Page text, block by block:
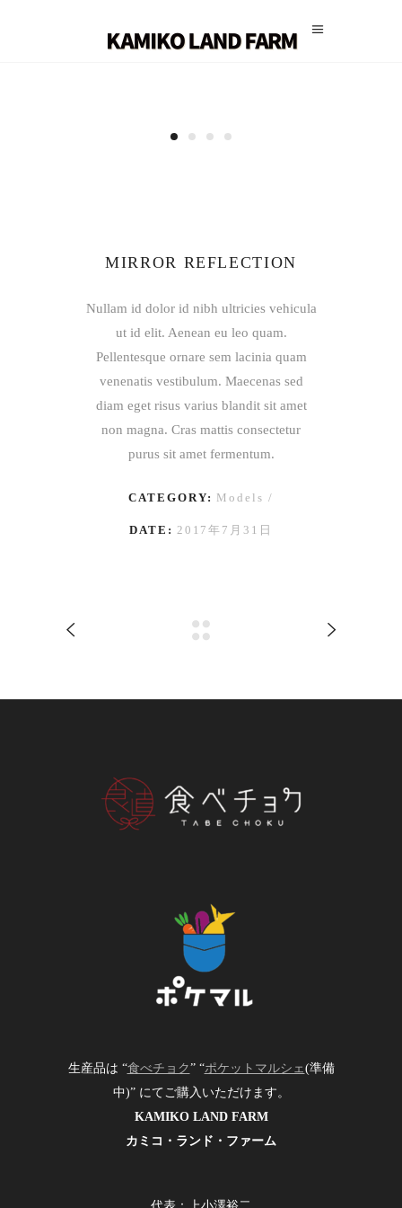
MIRROR REFLECTION
Nullam id dolor id nibh ultricies vehicula
ut id elit. Aenean eu leo quam.
Pellentesque ornare sem lacinia quam
venenatis vestibulum. Maecenas sed
diam eget risus varius blandit sit amet
non magna. Cras mattis consectetur
purus sit amet fermentum.
CATEGORY: Models
DATE: 2017年7月31日
生産品は “食べチョク” “ポケットマルシェ(準備
中)” にてご購入いただけます。
KAMIKO LAND FARM
カミコ・ランド・ファーム